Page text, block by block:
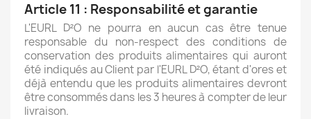
Article 11 : Responsabilité et garantie
L'EURL D²O ne pourra en aucun cas être tenue
responsable du non-respect des conditions de
conservation des produits alimentaires qui auront
été indiqués au Client par l'EURL D²O, étant d'ores et
déjà entendu que les produits alimentaires devront
être consommés dans les 3 heures à compter de leur
livraison.